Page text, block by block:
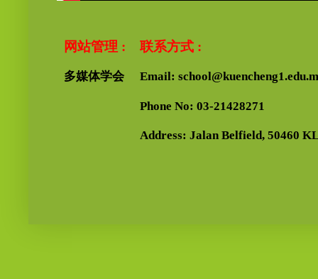
网站管理 :
多媒体学会
联系方式 :
Email:
Phone No: 03-21428271
Address: Jalan Belfield, 50460